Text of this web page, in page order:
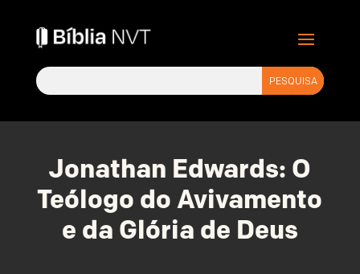
Jonathan Edwards: O
Teólogo do Avivamento
e da Glória de Deus